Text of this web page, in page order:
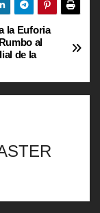
la Euforia
al
de la